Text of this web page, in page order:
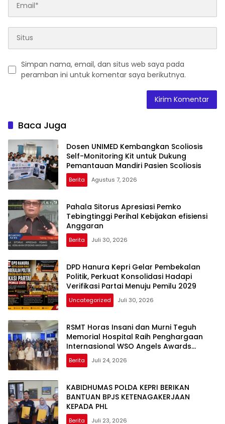
Simpan nama, email, dan situs web saya pada
peramban ini untuk komentar saya berikutnya.
Baca Juga
Dosen UNIMED Kembangkan Scoliosis
Self-Monitoring Kit untuk Dukung
Pemantauan Mandiri Pasien Scoliosis
Berita Agustus 7, 2026
Pahala Sitorus Apresiasi Pemko
Tebingtinggi Perihal Kebijakan efisiensi
Anggaran
Berita Juli 30, 2026
DPD Hanura Kepri Gelar Pembekalan
Politik, Perkuat Konsolidasi Hadapi
Verifikasi Partai Menuju Pemilu 2029
Uncategorized Juli 30, 2026
RSMT Horas Insani dan Murni Teguh
Memorial Hospital Raih Penghargaan
Internasional WSO Angels Awards
Diamond Status
Berita Juli 24, 2026
KABIDHUMAS POLDA KEPRI BERIKAN
BANTUAN BPJS KETENAGAKERJAAN
KEPADA PHL
Berita Juli 23, 2026